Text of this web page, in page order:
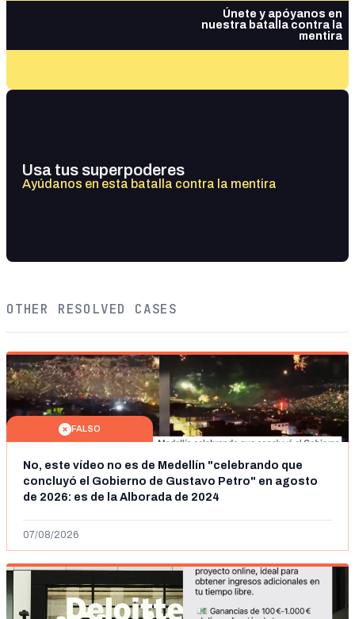
Únete y apóyanos en
nuestra batalla contra la
mentira
Usa tus superpoderes
Ayúdanos en esta batalla contra la mentira
OTHER RESOLVED CASES
FALSO
No, este vídeo no es de Medellín "celebrando que
concluyó el Gobierno de Gustavo Petro" en agosto
de 2026: es de la Alborada de 2024
07/08/2026